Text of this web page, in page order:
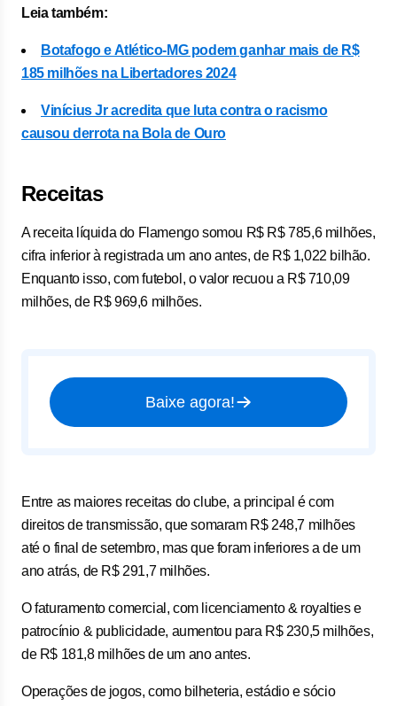
Leia também:
Botafogo e Atlético-MG podem ganhar mais de R$
185 milhões na Libertadores 2024
Vinícius Jr acredita que luta contra o racismo
causou derrota na Bola de Ouro
Receitas
A receita líquida do Flamengo somou R$ R$ 785,6 milhões,
cifra inferior à registrada um ano antes, de R$ 1,022 bilhão.
Enquanto isso, com futebol, o valor recuou a R$ 710,09
milhões, de R$ 969,6 milhões.
Baixe agora!
Entre as maiores receitas do clube, a principal é com
direitos de transmissão, que somaram R$ 248,7 milhões
até o final de setembro, mas que foram inferiores a de um
ano atrás, de R$ 291,7 milhões.
O faturamento comercial, com licenciamento & royalties e
patrocínio & publicidade, aumentou para R$ 230,5 milhões,
de R$ 181,8 milhões de um ano antes.
Operações de jogos, como bilheteria, estádio e sócio